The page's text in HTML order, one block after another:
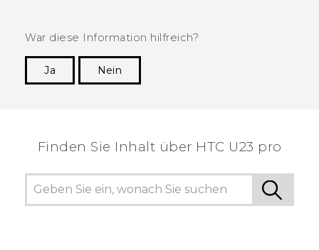
War diese Information hilfreich?
Ja
Nein
Finden Sie Inhalt über‎ HTC U23 pro